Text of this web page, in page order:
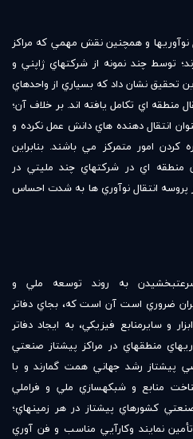
و همچنين نقش مهمي که مراکز
توسط چند نمونه از شرکتهاي ژاپني و
تحقيق نشان داد که بسياري از واحدهاي
منطقه اي تکامل يافته اند. بر خلاف آن؛
انتقال دهنده هاي دانش عمل نکرده و
امور متمرکز مي باشند. بنابراين
منطقه اي در شرکتهاي چند مليتي در
انتقال نوآوري ها به شدت احساس
به روند توسعه ملي و
ضروري است آن است که، بجاي دفاتر
و سايرمنابع فيزيکي، به ايجاد دفاتر
منطقه‏اي در مراکز پيشتاز صنعتي
پيشتاز رشد جهاني همت گمارند و با
منابع و شبکه‏سازي ملي و فراملي
صنعتي کشورهاي پيشتاز در هر زمينه‏اي؛
نمايند وکارآيي مناسب و فن آوري